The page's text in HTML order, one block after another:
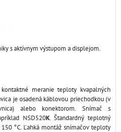
s aktívnym výstupom a displejom.
meranie teploty kvapalných
je osadená káblovou priechodkou (v
alebo konektorom. Snímač s
NSD520K. Štandardný teplotný
°C. Ľahká montáž snímačov teploty